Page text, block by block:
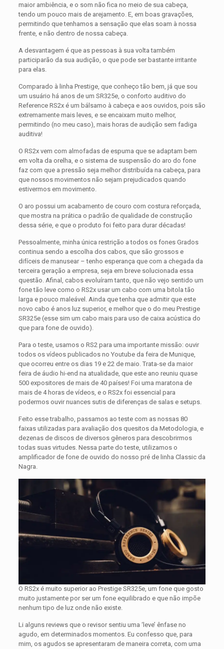
maior ambiência, e o som não fica no meio de sua cabeça,
tendo um pouco mais de arejamento. E, em boas gravações,
permitindo que tenhamos a sensação que elas soam à nossa
frente, e não dentro de nossa cabeça.
A desvantagem é que as pessoas à sua volta também
participarão da sua audição, o que pode ser bastante irritante
para elas.
Comparado à linha Prestige, que conheço tão bem, já que sou
um usuário há anos de um SR325e, o conforto auditivo do
Reference RS2x é um bálsamo à cabeça e aos ouvidos, pois são
extremamente mais leves, e se encaixam muito melhor,
permitindo (no meu caso), mais horas de audição sem fadiga
auditiva!
O RS2x vem com almofadas de espuma que se adaptam bem
em volta da orelha, e o sistema de suspensão do aro do fone
faz com que a pressão seja melhor distribuída na cabeça, para
que nossos movimentos não sejam prejudicados quando
estivermos em movimento.
O aro possui um acabamento de couro com costura reforçada,
que mostra na prática o padrão de qualidade de construção
dessa série, e que o produto foi feito para durar décadas!
Pessoalmente, minha única restrição a todos os fones Grados
continua sendo a escolha dos cabos, que são grossos e
difíceis de manusear – tenho esperança que com a chegada da
terceira geração a empresa, seja em breve solucionada essa
questão. Afinal, cabos evoluíram tanto, que não vejo sentido um
fone tão leve como o RS2x usar um cabo com uma bitola tão
larga e pouco maleável. Ainda que tenha que admitir que este
novo cabo é anos luz superior, e melhor que o do meu Prestige
SR325e (esse sim um cabo mais para uso de caixa acústica do
que para fone de ouvido).
Para o teste, usamos o RS2 para uma importante missão: ouvir
todos os vídeos publicados no Youtube da feira de Munique,
que ocorreu entre os dias 19 e 22 de maio. Trata-se da maior
feira de áudio hi-end na atualidade, que este ano reuniu quase
500 expositores de mais de 40 países! Foi uma maratona de
mais de 4 horas de vídeos, e o RS2x foi essencial para
podermos ouvir nuances sutis de diferenças de salas e setups.
Feito esse trabalho, passamos ao teste com as nossas 80
faixas utilizadas para avaliação dos quesitos da Metodologia, e
dezenas de discos de diversos gêneros para descobrirmos
todas suas virtudes. Nessa parte do teste, utilizamos o
amplificador de fone de ouvido do nosso pré de linha Classic da
Nagra.
O RS2x é muito superior ao Prestige SR325e, um fone que gosto
muito justamente por ser um fone equilibrado e que não impõe
nenhum tipo de luz onde não existe.
Li alguns reviews que o revisor sentiu uma ‘leve’ ênfase no
agudo, em determinados momentos. Eu confesso que, para
mim, os agudos se apresentaram de maneira correta, com uma